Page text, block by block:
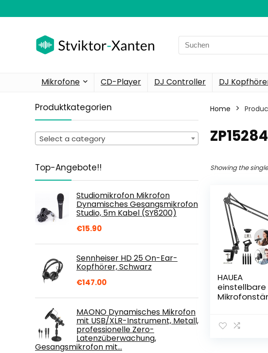
Search
for:
Mikrofone CD-Player DJ Controller DJ
Produktkategorien
Select a category
Top-Angebote!!
Studiomikrofon Mikrofon
Dynamisches Gesangsmikrofon
Studio, 5m Kabel (SY8200)
€15.90
Sennheiser HD 25 On-Ear-
Kopfhörer, Schwarz
€147.00
MAONO Dynamisches Mikrofon
mit USB/XLR-Instrument, Metall,
professionelle Zero-
Latenzüberwachung,
Gesangsmikrofon mit…
Home
Showing the
HAUEA
einstellbare